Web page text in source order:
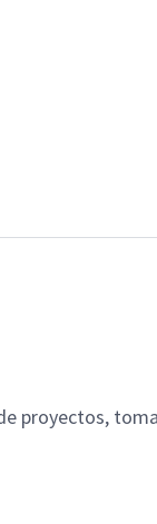
proyectos,